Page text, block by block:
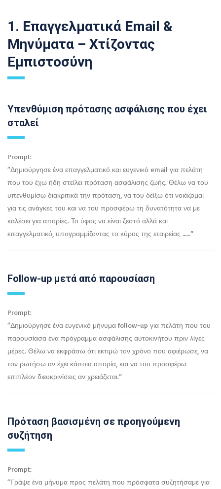
1. Επαγγελματικά Email &
Μηνύματα – Χτίζοντας
Εμπιστοσύνη
Υπενθύμιση πρότασης ασφάλισης που έχει
σταλεί
Prompt:
“Δημιούργησε ένα επαγγελματικό και ευγενικό email για πελάτη
που του έχω ήδη στείλει πρόταση ασφάλισης ζωής. Θέλω να του
υπενθυμίσω διακριτικά την πρόταση, να του δείξω ότι νοιάζομαι
για τις ανάγκες του και να του προσφέρω τη δυνατότητα να με
καλέσει για απορίες. Το ύφος να είναι ζεστό αλλά και
επαγγελματικό, υπογραμμίζοντας το κύρος της εταιρείας ……”
Follow-up μετά από παρουσίαση
Prompt:
“Δημιούργησε ένα ευγενικό μήνυμα follow-up για πελάτη που του
παρουσίασα ένα πρόγραμμα ασφάλισης αυτοκινήτου πριν λίγες
μέρες. Θέλω να εκφράσω ότι εκτιμώ τον χρόνο που αφιέρωσε, να
τον ρωτήσω αν έχει κάποια απορία, και να του προσφέρω
επιπλέον διευκρινίσεις αν χρειάζεται.”
Πρόταση βασισμένη σε προηγούμενη
συζήτηση
Prompt:
“Γράψε ένα μήνυμα προς πελάτη που πρόσφατα συζητήσαμε για